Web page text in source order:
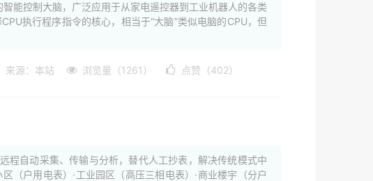
能控制大脑，广泛应用于从家电遥控器到工业机器人的各类
执行程序指令的核心，相当于“大脑”类似电脑的CPU，但
来源：本站 浏览量（1261） 点赞（402）
程自动采集、传输与分析，替代人工抄表，解决传统模式中
（户用电表）·工业园区（高压三相电表）·商业楼宇（分户